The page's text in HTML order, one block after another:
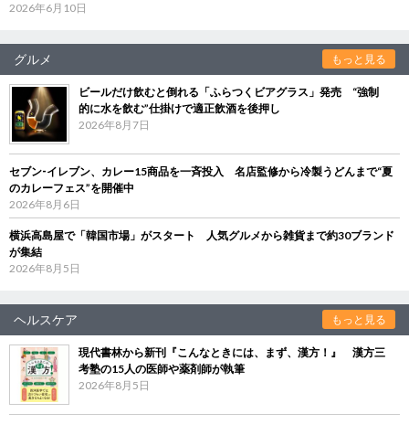
2026年6月10日
グルメ もっと見る
ビールだけ飲むと倒れる「ふらつくビアグラス」発売 “強制
的に水を飲む”仕掛けで適正飲酒を後押し
2026年8月7日
セブン‐イレブン、カレー15商品を一斉投入 名店監修から冷製うどんまで“夏
のカレーフェス”を開催中
2026年8月6日
横浜高島屋で「韓国市場」がスタート 人気グルメから雑貨まで約30ブランド
が集結
2026年8月5日
ヘルスケア もっと見る
現代書林から新刊『こんなときには、まず、漢方！』 漢方三
考塾の15人の医師や薬剤師が執筆
2026年8月5日